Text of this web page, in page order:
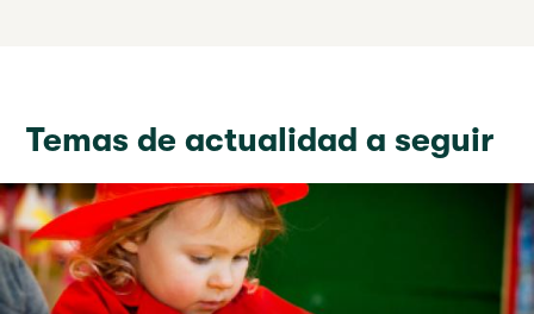
Temas de actualidad a seguir